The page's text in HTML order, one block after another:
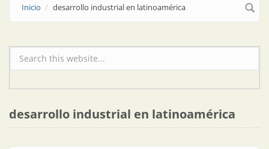
Inicio desarrollo industrial en latinoamérica
Formulario de búsqueda
desarrollo industrial en latinoamérica